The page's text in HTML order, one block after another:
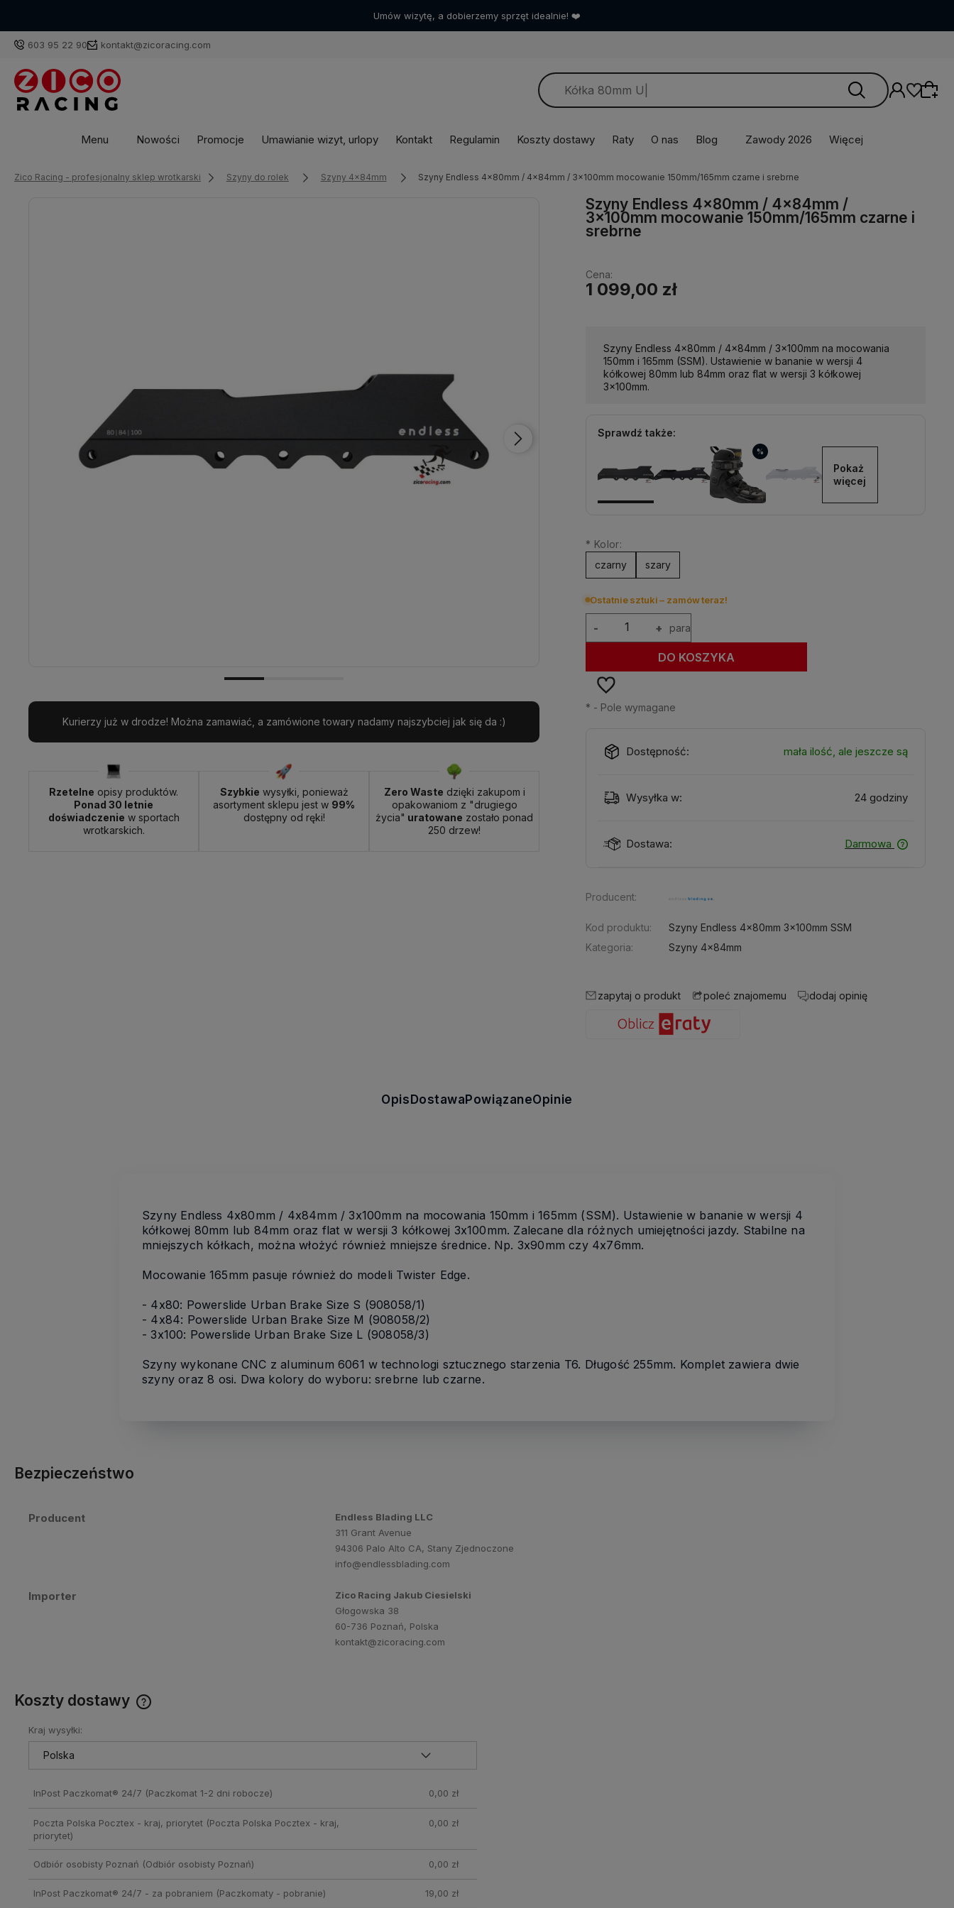
Umów wizytę, a dobierzemy sprzęt idealnie! ❤️
603 95 22 90 kontakt@zicoracing.com
Menu Nowości Promocje Umawianie wizyt, urlopy Kontakt Regulamin Koszty dostawy Raty O nas Blog Zawody 2026 Więcej
Zico Racing - profesjonalny sklep wrotkarski Szyny do rolek Szyny 4x84mm Szyny Endless 4x80mm / 4x84mm / 3x100mm mocowanie 150mm/165mm czarne i srebrne
Kurierzy już w drodze! Można zamawiać, a zamówione towary nadamy najszybciej jak się da :)
Rzetelne opisy produktów.
Ponad 30 letnie
doświadczenie w sportach
wrotkarskich.
Szybkie wysyłki, ponieważ
asortyment sklepu jest w 99%
dostępny od ręki!
Zero Waste dzięki zakupom i
opakowaniom z "drugiego
życia" uratowane zostało ponad
250 drzew!
Szyny Endless 4x80mm / 4x84mm /
3x100mm mocowanie 150mm/165mm czarne i
srebrne
Cena:
1 099,00 zł
Szyny Endless 4x80mm / 4x84mm / 3x100mm na mocowania
150mm i 165mm (SSM). Ustawienie w bananie w wersji 4
kółkowej 80mm lub 84mm oraz flat w wersji 3 kółkowej
3x100mm.
Sprawdź także:
%
Pokaż
więcej
* Kolor:
czarny
szary
Ostatnie sztuki – zamów teraz!
+
- para
DO KOSZYKA
* - Pole wymagane
Dostępność: mała ilość, ale jeszcze są
Wysyłka w: 24 godziny
Dostawa: Darmowa
Producent:
Kod produktu:
Szyny Endless 4x80mm 3x100mm SSM
Kategoria:
Szyny 4x84mm
zapytaj o produkt poleć znajomemu dodaj opinię
OpisDostawaPowiązaneOpinie
Szyny Endless 4x80mm / 4x84mm / 3x100mm na mocowania 150mm i 165mm (SSM). Ustawienie w bananie w wersji 4
kółkowej 80mm lub 84mm oraz flat w wersji 3 kółkowej 3x100mm. Zalecane dla różnych umiejętności jazdy. Stabilne na
mniejszych kółkach, można włożyć również mniejsze średnice. Np. 3x90mm czy 4x76mm.
Mocowanie 165mm pasuje również do modeli Twister Edge.
- 4x80: Powerslide Urban Brake Size S (908058/1)
- 4x84: Powerslide Urban Brake Size M (908058/2)
- 3x100: Powerslide Urban Brake Size L (908058/3)
Szyny wykonane CNC z aluminum 6061 w technologi sztucznego starzenia T6. Długość 255mm. Komplet zawiera dwie
szyny oraz 8 osi. Dwa kolory do wyboru: srebrne lub czarne.
Bezpieczeństwo
Producent
Endless Blading LLC
311 Grant Avenue
94306 Palo Alto CA, Stany Zjednoczone
info@endlessblading.com
Importer
Zico Racing Jakub Ciesielski
Głogowska 38
60-736 Poznań, Polska
kontakt@zicoracing.com
Koszty dostawy
Kraj wysyłki:
InPost Paczkomat® 24/7 (Paczkomat 1-2 dni robocze) 0,00 zł
Poczta Polska Pocztex - kraj, priorytet(Poczta Polska Pocztex - kraj,
priorytet)
0,00 zł
Odbiór osobisty Poznań (Odbiór osobisty Poznań) 0,00 zł
InPost Paczkomat® 24/7 - za pobraniem (Paczkomaty - pobranie) 19,00 zł